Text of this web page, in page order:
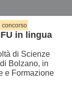
concorso
in lingua
di Scienze
Bolzano, in
e Formazione